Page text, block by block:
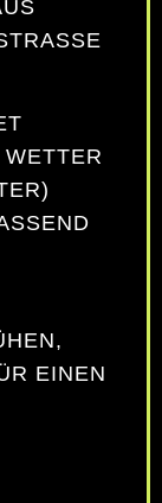
1
(
ST
AN
EINEN